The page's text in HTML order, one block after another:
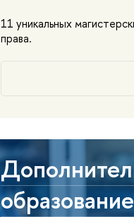
11 уникальных
права.
образование